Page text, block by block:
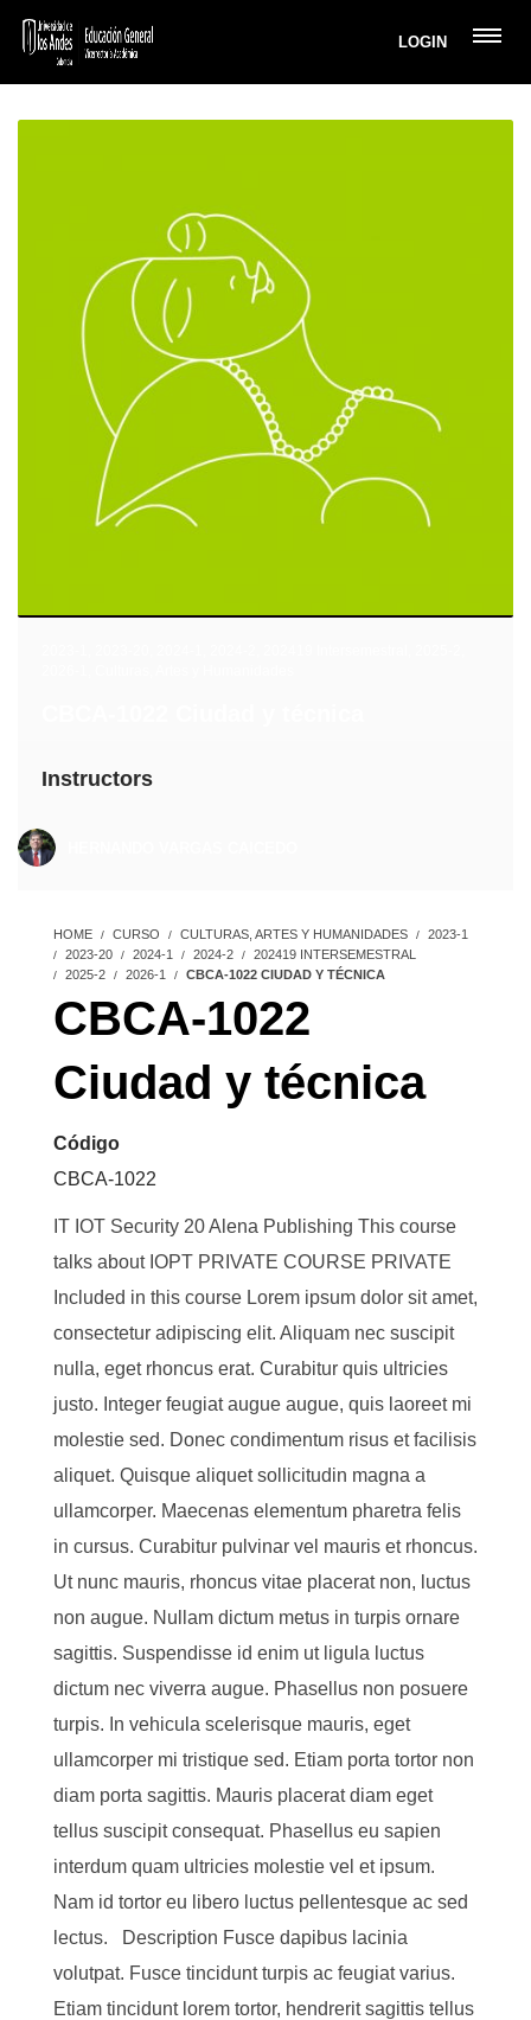
LOGIN
Instructors
HOME CURSO CULTURAS, ARTES Y HUMANIDADES
2023-1
2023-20
2024-1 2024-2
202419 INTERSEMESTRAL
2025-2
2026-1 CBCA-1022 CIUDAD Y TÉCNICA
CBCA-1022
Ciudad y técnica
Código
CBCA-1022
IT IOT Security 20 Alena Publishing This course
talks about IOPT PRIVATE COURSE PRIVATE
Included in this course Lorem ipsum dolor sit amet,
consectetur adipiscing elit. Aliquam nec suscipit
nulla, eget rhoncus erat. Curabitur quis ultricies
justo. Integer feugiat augue augue, quis laoreet mi
molestie sed. Donec condimentum risus et facilisis
aliquet. Quisque aliquet sollicitudin magna a
ullamcorper. Maecenas elementum pharetra felis
in cursus. Curabitur pulvinar vel mauris et rhoncus.
Ut nunc mauris, rhoncus vitae placerat non, luctus
non augue. Nullam dictum metus in turpis ornare
sagittis. Suspendisse id enim ut ligula luctus
dictum nec viverra augue. Phasellus non posuere
turpis. In vehicula scelerisque mauris, eget
ullamcorper mi tristique sed. Etiam porta tortor non
diam porta sagittis. Mauris placerat diam eget
tellus suscipit consequat. Phasellus eu sapien
interdum quam ultricies molestie vel et ipsum.
Nam id tortor eu libero luctus pellentesque ac sed
lectus. Description Fusce dapibus lacinia
volutpat. Fusce tincidunt turpis ac feugiat varius.
Etiam tincidunt lorem tortor, hendrerit sagittis tellus